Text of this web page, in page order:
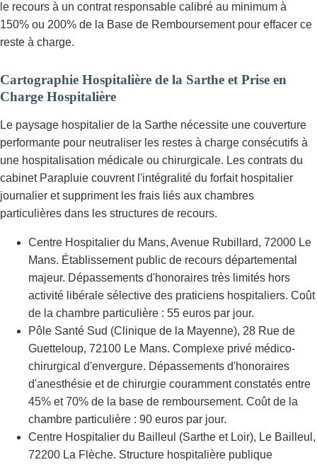
le recours à un contrat responsable calibré au minimum à
150% ou 200% de la Base de Remboursement pour effacer ce
reste à charge.
Cartographie Hospitalière de la Sarthe et Prise en
Charge Hospitalière
Le paysage hospitalier de la Sarthe nécessite une couverture
performante pour neutraliser les restes à charge consécutifs à
une hospitalisation médicale ou chirurgicale. Les contrats du
cabinet Parapluie couvrent l'intégralité du forfait hospitalier
journalier et suppriment les frais liés aux chambres
particulières dans les structures de recours.
Centre Hospitalier du Mans, Avenue Rubillard, 72000 Le
Mans. Établissement public de recours départemental
majeur. Dépassements d'honoraires très limités hors
activité libérale sélective des praticiens hospitaliers. Coût
de la chambre particulière : 55 euros par jour.
Pôle Santé Sud (Clinique de la Mayenne), 28 Rue de
Guetteloup, 72100 Le Mans. Complexe privé médico-
chirurgical d'envergure. Dépassements d'honoraires
d'anesthésie et de chirurgie couramment constatés entre
45% et 70% de la base de remboursement. Coût de la
chambre particulière : 90 euros par jour.
Centre Hospitalier du Bailleul (Sarthe et Loir), Le Bailleul,
72200 La Flèche. Structure hospitalière publique